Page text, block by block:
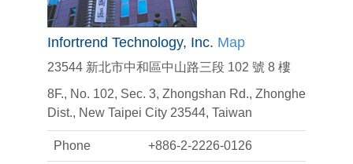
Infortrend Technology, Inc. Map
23544 新北市中和區中山路三段 102 號 8 樓
8F., No. 102, Sec. 3, Zhongshan Rd., Zhonghe
Dist., New Taipei City 23544, Taiwan
Phone +886-2-2226-0126